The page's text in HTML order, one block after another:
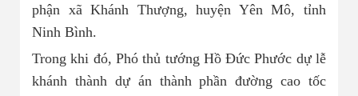
phận xã Khánh Thượng, huyện Yên Mô, tỉnh
Ninh Bình.
Trong khi đó, Phó thủ tướng Hồ Đức Phước dự lễ
khánh thành dự án thành phần đường cao tốc